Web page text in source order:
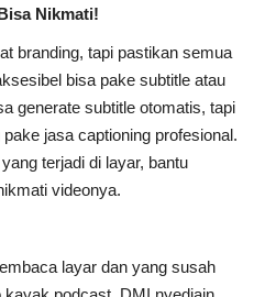
Nikmati!
branding, tapi pastikan semua
bisa pake subtitle atau
generate subtitle otomatis, tapi
jasa captioning profesional.
terjadi di layar, bantu
videonya.
layar dan yang susah